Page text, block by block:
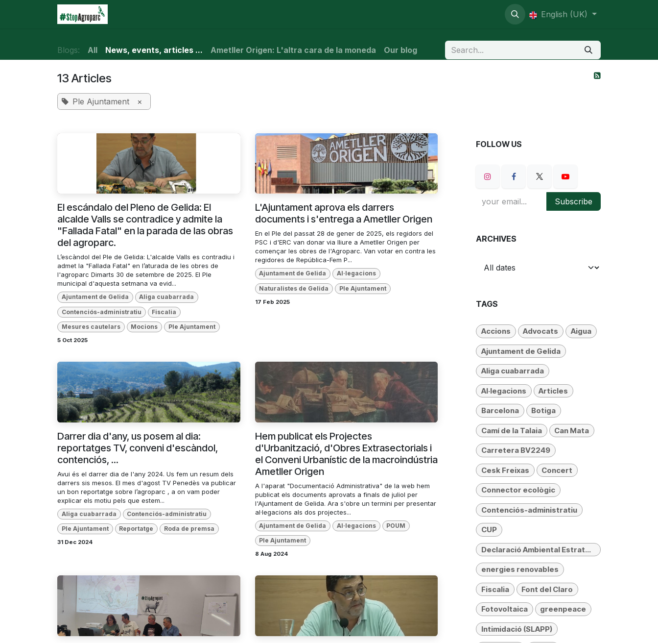
English (UK)
Blogs: All News, events, articles ... Ametller Origen: L'altra cara de la moneda Our blog
13 Articles
Ple Ajuntament ×
El escándalo del Pleno de Gelida: El
alcalde Valls se contradice y admite la
"Fallada Fatal" en la parada de las obras
del agroparc.
L’escàndol del Ple de Gelida: L'alcalde Valls es contradiu i
admet la "Fallada Fatal" en l’aturada de les obres de
l'agroparc Dimarts 30 de setembre de 2025. El Ple
municipal d'aquesta setmana va evid...
Ajuntament de Gelida Aliga cuabarrada
Contenciós-administratiu Fiscalia
Mesures cautelars Mocions Ple Ajuntament
5 Oct 2025
L'Ajuntament aprova els darrers
documents i s'entrega a Ametller Origen
En el Ple del passat 28 de gener de 2025, els regidors del
PSC i d'ERC van donar via lliure a Ametller Origen per
començar les obres de l'Agroparc. Van votar en contra les
regidores de República-Fem P...
Ajuntament de Gelida Al·legacions
Naturalistes de Gelida Ple Ajuntament
17 Feb 2025
Darrer dia d'any, us posem al dia:
reportatges TV, conveni d'escàndol,
contenciós, ...
Avui és el darrer dia de l'any 2024. Us fem un resum dels
darrers sis mesos. El mes d'agost TV Penedès va publicar
un bon reportatge sobre l’agroparc , a on vam poder
explicar els motiu pels que estem...
Aliga cuabarrada Contenciós-administratiu
Ple Ajuntament Reportatge Roda de premsa
31 Dec 2024
Hem publicat els Projectes
d'Urbanització, d'Obres Extrasectorials i
el Conveni Urbanístic de la macroindústria
Ametller Origen
A l'aparat "Documentació Administrativa" de la web hem
publicat els documents aprovats a finals de juliol per
l'Ajuntament de Gelida. Ara s'obre un termini per presentar
al·legacions als dos projectes...
Ajuntament de Gelida Al·legacions POUM
Ple Ajuntament
8 Aug 2024
FOLLOW US
Subscribe
ARCHIVES
TAGS
Accions Advocats Aigua
Ajuntament de Gelida
Aliga cuabarrada
Al·legacions Articles
Barcelona Botiga
Camí de la Talaia Can Mata
Carretera BV2249
Cesk Freixas Concert
Connector ecològic
Contenciós-administratiu
CUP
Declaració Ambiental Estratègica (DAE)
energies renovables
Fiscalia Font del Claro
Fotovoltaica greenpeace
Intimidació (SLAPP)